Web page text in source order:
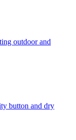
outdoor and
button and dry